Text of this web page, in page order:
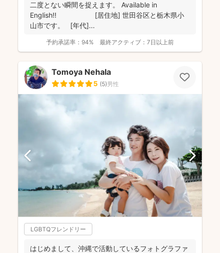
二度とない瞬間を捉えます。 Available in
English!! [居住地] 世田谷区と栃木県小
山市です。 [年代]...
予約承諾率： 94% 最終アクティブ： 7日以上前
Tomoya Nehala
5 (5)男性
LGBTQフレンドリー
はじめまして、沖縄で活動しているフォトグラファ